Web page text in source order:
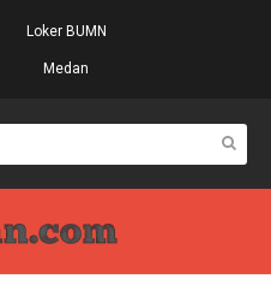
Loker BUMN
Medan